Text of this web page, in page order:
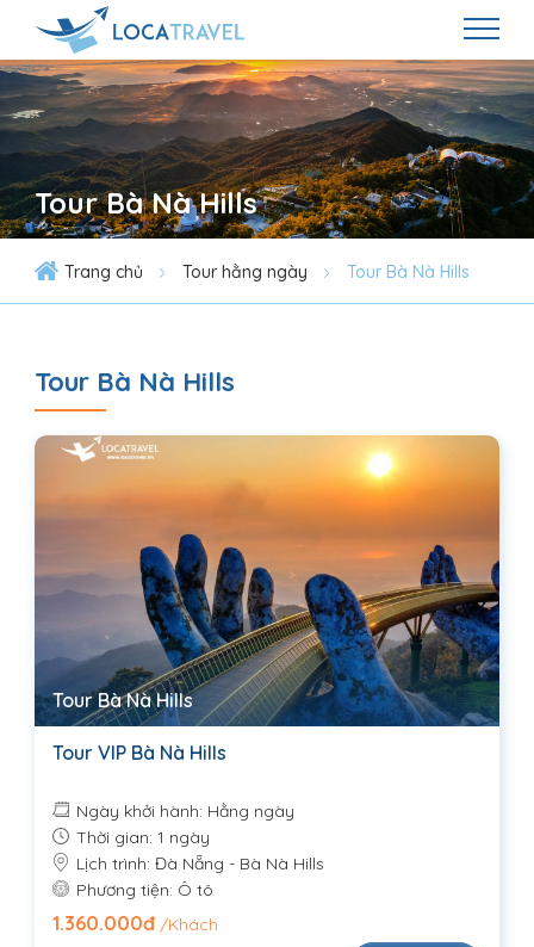
Tour Bà Nà Hills
Trang chủ Tour hằng ngày Tour Bà Nà Hills
Tour Bà Nà Hills
Tour Bà Nà Hills
Tour VIP Bà Nà Hills
Ngày khởi hành: Hằng ngày
Thời gian: 1 ngày
Lịch trình: Đà Nẵng - Bà Nà Hills
Phương tiện: Ô tô
1.360.000đ /Khách